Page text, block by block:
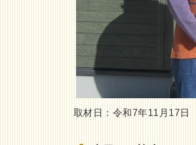
取材日：令和7年11月17日